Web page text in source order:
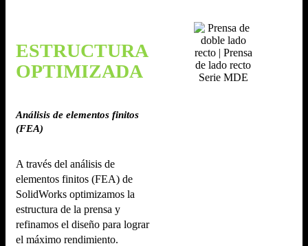
ESTRUCTURA
OPTIMIZADA
Análisis de elementos finitos
(FEA)
A través del análisis de
elementos finitos (FEA) de
SolidWorks optimizamos la
estructura de la prensa y
refinamos el diseño para lograr
el máximo rendimiento.